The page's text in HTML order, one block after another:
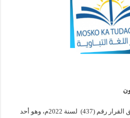
: مدينة القطرون
تمّ إنشاء مركز اللغة التباوية، وفق القرار رقم (437) لسنة 2022م، وهو أحد